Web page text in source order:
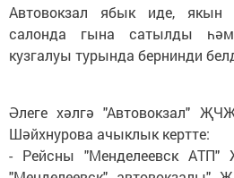
Автовокзал ябык иде, якын
салонда гына сатылды
кузгалуы турында бернинди
Әлеге хәлгә "Автовокзал"
Шәйхнурова ачыклык кертте:
- Рейсны "Менделеевск